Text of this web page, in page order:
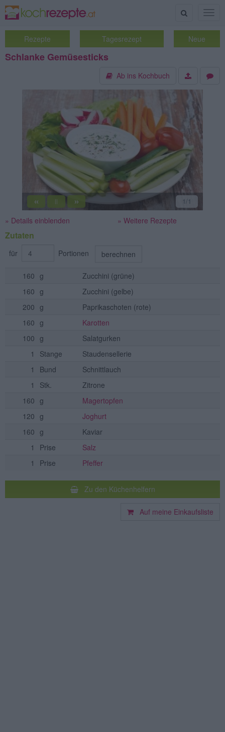
Suche
Rezepte Tagesrezept Neue
Schlanke Gemüsesticks
Ab ins Kochbuch
« || » 1/1
» Details einblenden » Weitere Rezepte
Zutaten
für Portionen berechnen
160 g Zucchini (grüne)
160 g Zucchini (gelbe)
200 g Paprikaschoten (rote)
160 g
Karotten
100 g
Salatgurken
1
Stange
Staudensellerie
1
Bund
Schnittlauch
1
Stk.
Zitrone
160 g
Magertopfen
120 g
Joghurt
160 g
Kaviar
1
Prise
Salz
1
Prise Pfeffer
Zu den Küchenhelfern
Auf meine Einkaufsliste